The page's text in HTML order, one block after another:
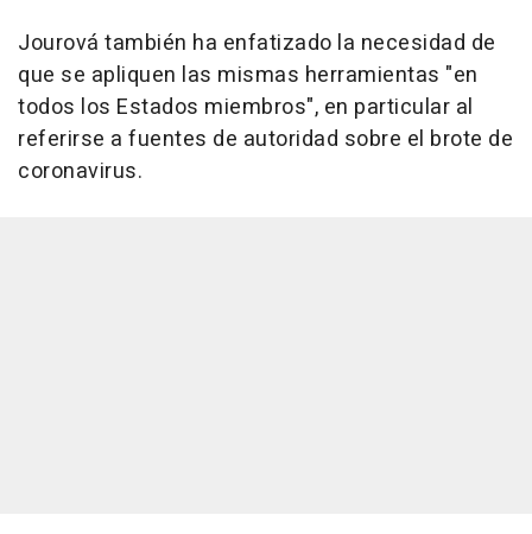
Jourová también ha enfatizado la necesidad de
que se apliquen las mismas herramientas "en
todos los Estados miembros", en particular al
referirse a fuentes de autoridad sobre el brote de
coronavirus.